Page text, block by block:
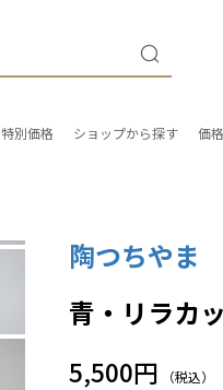
特別価格 ショップから探す 価
陶つちやま
青・リラカ
5,500円 （税込）